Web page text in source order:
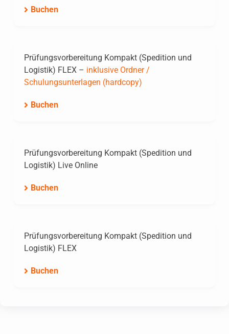
Buchen
Prüfungsvorbereitung Kompakt (Spedition und
Logistik) FLEX – inklusive Ordner /
Schulungsunterlagen (hardcopy)
Buchen
Prüfungsvorbereitung Kompakt (Spedition und
Logistik) Live Online
Buchen
Prüfungsvorbereitung Kompakt (Spedition und
Logistik) FLEX
Buchen